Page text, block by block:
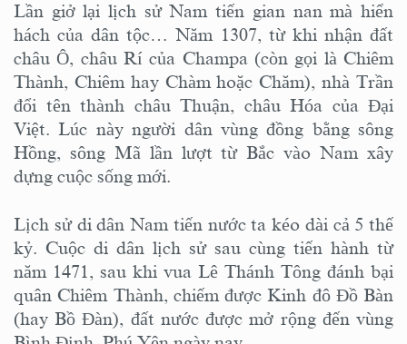
Lần giở lại lịch sử Nam tiến gian nan mà hiển
hách của dân tộc… Năm 1307, từ khi nhận đất
châu Ô, châu Rí của Champa (còn gọi là Chiêm
Thành, Chiêm hay Chàm hoặc Chăm), nhà Trần
đổi tên thành châu Thuận, châu Hóa của Đại
Việt. Lúc này người dân vùng đồng bằng sông
Hồng, sông Mã lần lượt từ Bắc vào Nam xây
dựng cuộc sống mới.
Lịch sử di dân Nam tiến nước ta kéo dài cả 5 thế
kỷ. Cuộc di dân lịch sử sau cùng tiến hành từ
năm 1471, sau khi vua Lê Thánh Tông đánh bại
quân Chiêm Thành, chiếm được Kinh đô Đồ Bàn
(hay Bồ Đàn), đất nước được mở rộng đến vùng